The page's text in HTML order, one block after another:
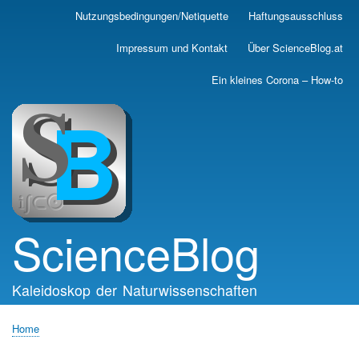
Skip
main
Nutzungsbedingungen/Netiquette Haftungsausschluss
Impressum und Kontakt Über ScienceBlog.at
Ein kleines Corona – How-to
ScienceBlog
Kaleidoskop der Naturwissenschaften
Home